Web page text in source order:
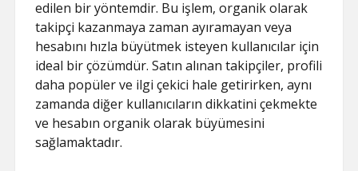
edilen bir yöntemdir. Bu işlem, organik olarak
takipçi kazanmaya zaman ayıramayan veya
hesabını hızla büyütmek isteyen kullanıcılar için
ideal bir çözümdür. Satın alınan takipçiler, profili
daha popüler ve ilgi çekici hale getirirken, aynı
zamanda diğer kullanıcıların dikkatini çekmekte
ve hesabın organik olarak büyümesini
sağlamaktadır.